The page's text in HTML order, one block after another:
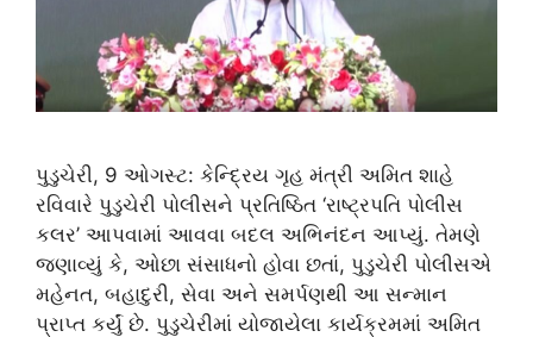
પુડુચેરી, 9 ઓગસ્ટ: કેન્દ્રિય ગૃહ મંત્રી અમિત શાહે
રવિવારે પુડુચેરી પોલીસને પ્રતિષ્ઠિત ‘રાષ્ટ્રપતિ પોલીસ
કલર’ આપવામાં આવવા બદલ અભિનંદન આપ્યું. તેમણે
જણાવ્યું કે, ઓછા સંસાધનો હોવા છતાં, પુડુચેરી પોલીસએ
મહેનત, બહાદુરી, સેવા અને સમર્પણથી આ સન્માન
પ્રાપ્ત કર્યું છે. પુડુચેરીમાં યોજાયેલા કાર્યક્રમમાં અમિત